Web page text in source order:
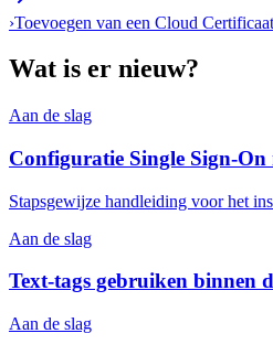
›Toevoegen van een Cloud Certificaat
Wat is er nieuw?
Aan de slag
Configuratie Single Sign-
Stapsgewijze handleiding voor het
Aan de slag
Text-tags gebruiken binnen
Aan de slag